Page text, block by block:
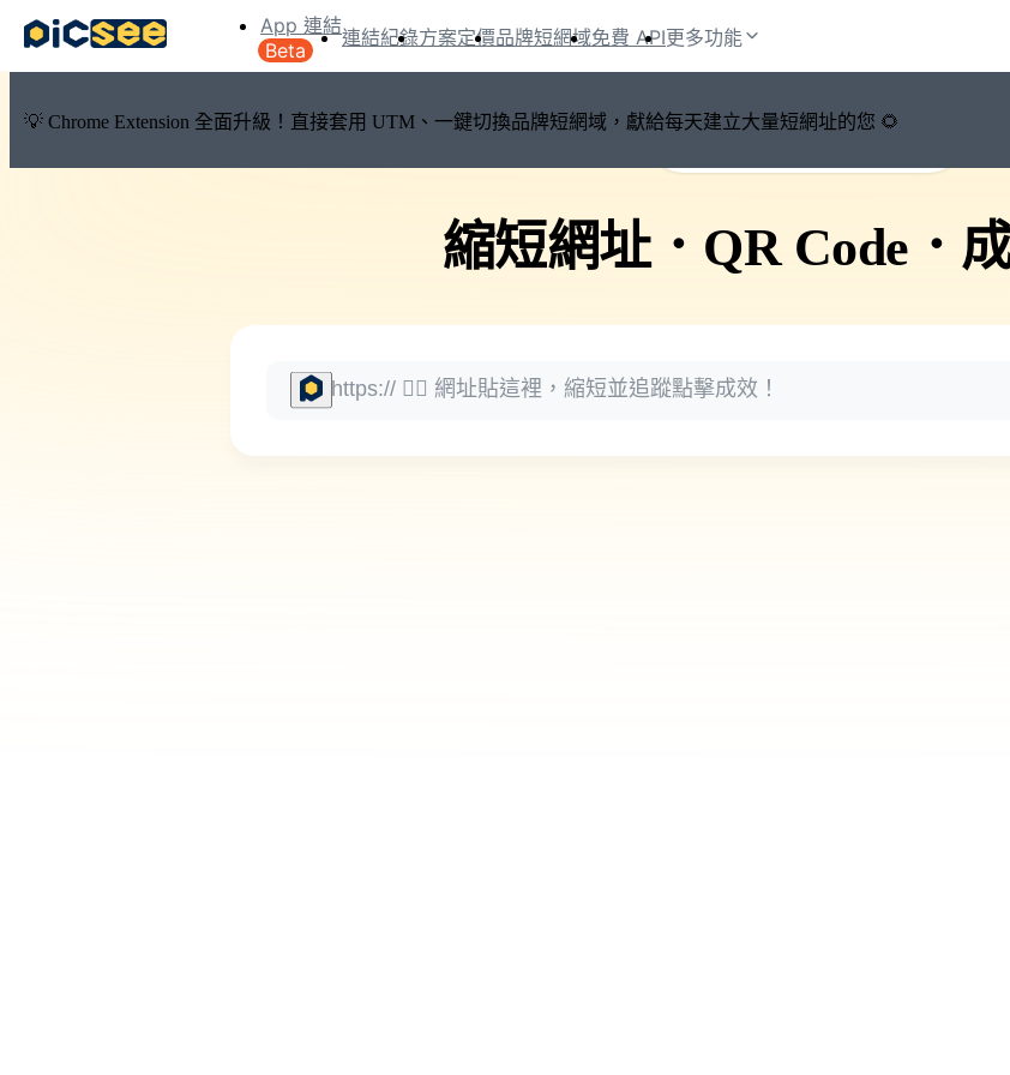
💡 Chrome Extension 全面升級！直接套用 UTM、一鍵切換品牌短網域，獻給每天建立大量短網址的您 🌻
App 連結
Beta
連結紀錄方案定價品牌短網域免費 API更多功能
🚀 PicSee 短網址永久有效
縮短網址． QR Code ．